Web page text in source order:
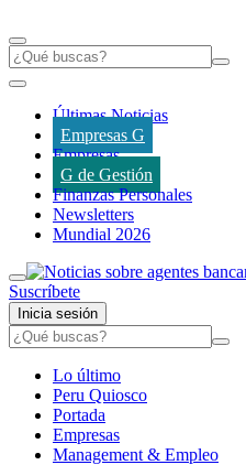
Últimas Noticias
Empresas G
Empresas
G de Gestión
Finanzas Personales
Newsletters
Mundial 2026
Suscríbete
Inicia sesión
Lo último
Peru Quiosco
Portada
Empresas
Management & Empleo